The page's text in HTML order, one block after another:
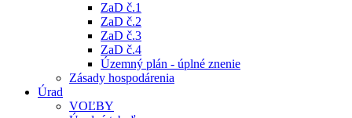
ZaD č.1
ZaD č.2
ZaD č.3
ZaD č.4
Územný plán - úplné znenie
Zásady hospodárenia
Úrad
VOĽBY